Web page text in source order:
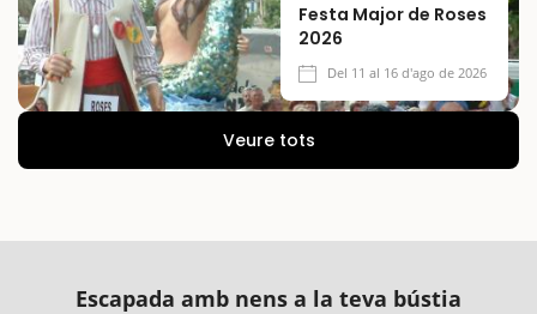
Festa Major de Roses
2026
Del 11 al 16 d'ago de 2026
Veure tots
Escapada amb nens a la teva bústia